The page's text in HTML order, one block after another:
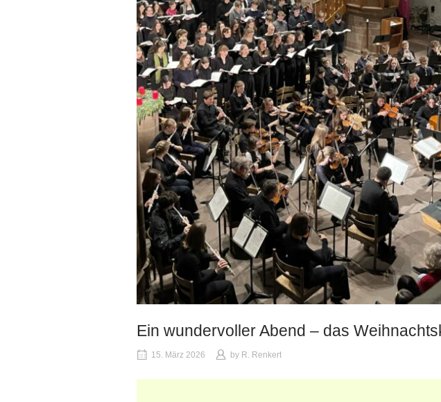
Ein wundervoller Abend – das
15. März 2026 by R. Renkert